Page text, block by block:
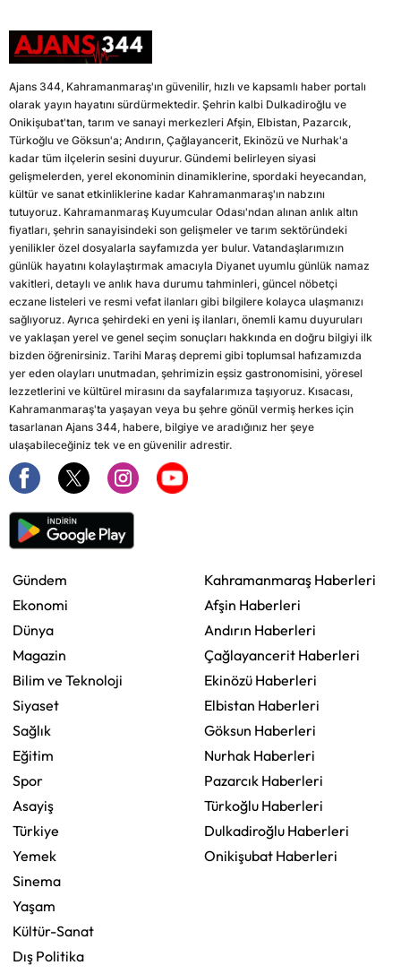
Ajans 344, Kahramanmaraş'ın güvenilir, hızlı ve kapsamlı haber portalı
olarak yayın hayatını sürdürmektedir. Şehrin kalbi Dulkadiroğlu ve
Onikişubat'tan, tarım ve sanayi merkezleri Afşin, Elbistan, Pazarcık,
Türkoğlu ve Göksun'a; Andırın, Çağlayancerit, Ekinözü ve Nurhak'a
kadar tüm ilçelerin sesini duyurur. Gündemi belirleyen siyasi
gelişmelerden, yerel ekonominin dinamiklerine, spordaki heyecandan,
kültür ve sanat etkinliklerine kadar Kahramanmaraş'ın nabzını
tutuyoruz. Kahramanmaraş Kuyumcular Odası'ndan alınan anlık altın
fiyatları, şehrin sanayisindeki son gelişmeler ve tarım sektöründeki
yenilikler özel dosyalarla sayfamızda yer bulur. Vatandaşlarımızın
günlük hayatını kolaylaştırmak amacıyla Diyanet uyumlu günlük namaz
vakitleri, detaylı ve anlık hava durumu tahminleri, güncel nöbetçi
eczane listeleri ve resmi vefat ilanları gibi bilgilere kolayca ulaşmanızı
sağlıyoruz. Ayrıca şehirdeki en yeni iş ilanları, önemli kamu duyuruları
ve yaklaşan yerel ve genel seçim sonuçları hakkında en doğru bilgiyi ilk
bizden öğrenirsiniz. Tarihi Maraş depremi gibi toplumsal hafızamızda
yer eden olayları unutmadan, şehrimizin eşsiz gastronomisini, yöresel
lezzetlerini ve kültürel mirasını da sayfalarımıza taşıyoruz. Kısacası,
Kahramanmaraş'ta yaşayan veya bu şehre gönül vermiş herkes için
tasarlanan Ajans 344, habere, bilgiye ve aradığınız her şeye
ulaşabileceğiniz tek ve en güvenilir adrestir.
Gündem
Ekonomi
Dünya
Magazin
Bilim ve Teknoloji
Siyaset
Sağlık
Eğitim
Spor
Asayiş
Türkiye
Yemek
Sinema
Yaşam
Kültür-Sanat
Dış Politika
Kahramanmaraş Haberleri
Afşin Haberleri
Andırın Haberleri
Çağlayancerit Haberleri
Ekinözü Haberleri
Elbistan Haberleri
Göksun Haberleri
Nurhak Haberleri
Pazarcık Haberleri
Türkoğlu Haberleri
Dulkadiroğlu Haberleri
Onikişubat Haberleri